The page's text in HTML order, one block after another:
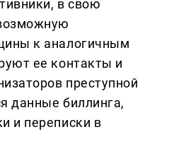
в свою
к аналогичным
ее контакты и
преступной
данные биллинга,
и переписки в